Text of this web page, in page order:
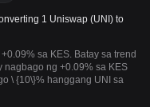
1 Uniswap (UNI) to
sa KES. Batay sa trend
nagbago ng +0.09% sa KES
\ {10\}% hanggang UNI sa